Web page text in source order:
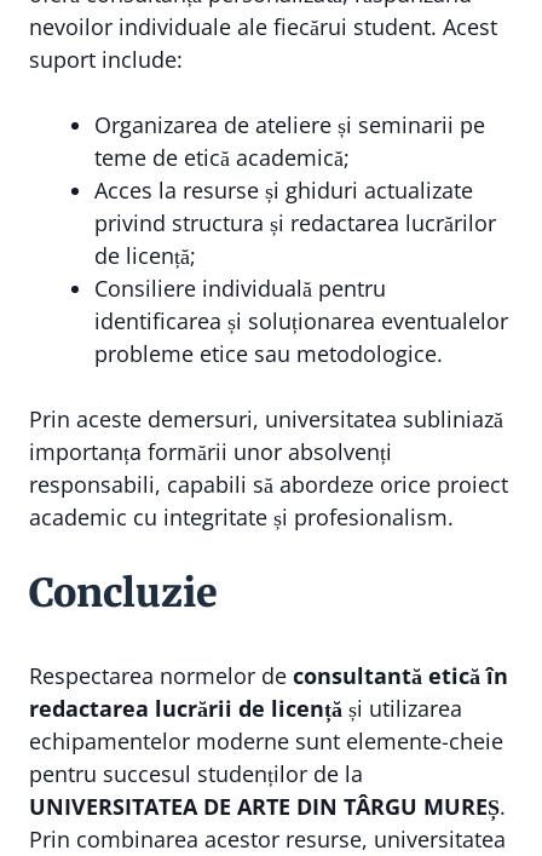
nevoilor individuale ale fiecărui student. Acest
suport include:
Organizarea de ateliere și seminarii pe
teme de etică academică;
Acces la resurse și ghiduri actualizate
privind structura și redactarea lucrărilor
de licență;
Consiliere individuală pentru
identificarea și soluționarea eventualelor
probleme etice sau metodologice.
Prin aceste demersuri, universitatea subliniază
importanța formării unor absolvenți
responsabili, capabili să abordeze orice proiect
academic cu integritate și profesionalism.
Concluzie
Respectarea normelor de consultantă etică în
redactarea lucrării de licență și utilizarea
echipamentelor moderne sunt elemente-cheie
pentru succesul studenților de la
UNIVERSITATEA DE ARTE DIN TÂRGU MUREȘ.
Prin combinarea acestor resurse, universitatea